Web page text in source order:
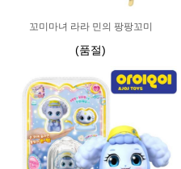
꼬미마녀 라라 민의 팡팡꼬미
(품절)